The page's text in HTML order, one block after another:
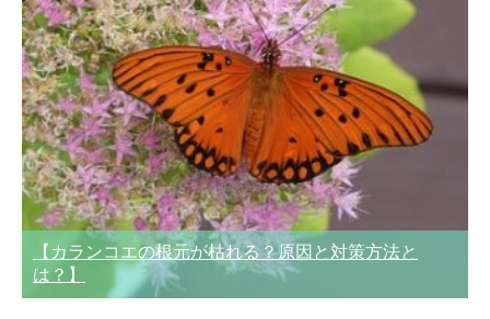
【カランコエの根元が枯れる？原因と対策方法と
は？】